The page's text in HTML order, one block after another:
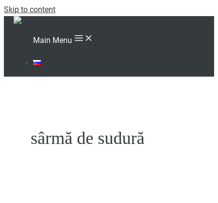
Skip to content
Main Menu
sârmă de sudură